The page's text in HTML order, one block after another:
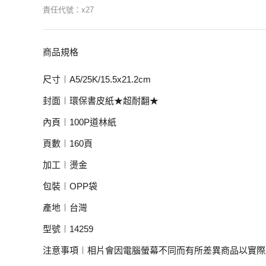
責任代號：x27
商品規格
尺寸︱A5/25K/15.5x21.2cm
封面︱環保書皮紙★超耐翻★
內頁︱100P道林紙
頁數︱160頁
加工︱燙金
包裝︱OPP袋
產地︱台灣
型號︱14259
注意事項︱相片會因電腦螢幕不同而有所差異商品以實